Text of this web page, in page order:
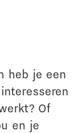
heb je een
Of
en je